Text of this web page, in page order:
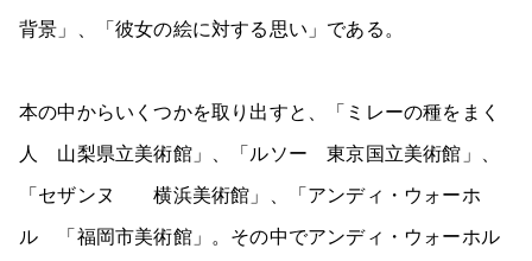
背景」、「彼女の絵に対する思い」である。
本の中からいくつかを取り出すと、「ミレーの種をまく
人 山梨県立美術館」、「ルソー 東京国立美術館」、
「セザンヌ 横浜美術館」、「アンディ・ウォーホ
ル 「福岡市美術館」。その中でアンディ・ウォーホル